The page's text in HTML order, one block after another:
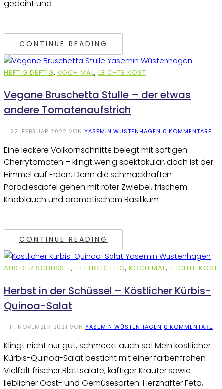
gedeiht und
CONTINUE READING
HEFTIG DEFTIG, KOCH MAL, LEICHTE KOST
Vegane Bruschetta Stulle – der etwas
andere Tomatenaufstrich
22. FEBRUAR 2022 VON YASEMIN WÜSTENHAGEN 0 KOMMENTARE
Eine leckere Vollkornschnitte belegt mit saftigen
Cherrytomaten – klingt wenig spektakulär, doch ist der
Himmel auf Erden. Denn die schmackhaften
Paradiesäpfel gehen mit roter Zwiebel, frischem
Knoblauch und aromatischem Basilikum
CONTINUE READING
AUS DER SCHÜSSEL, HEFTIG DEFTIG, KOCH MAL, LEICHTE KOST
Herbst in der Schüssel – Köstlicher Kürbis-
Quinoa-Salat
11. NOVEMBER 2021 VON YASEMIN WÜSTENHAGEN 0 KOMMENTARE
Klingt nicht nur gut, schmeckt auch so! Mein köstlicher
Kürbis-Quinoa-Salat besticht mit einer farbenfrohen
Vielfalt frischer Blattsalate, käftiger Kräuter sowie
lieblicher Obst- und Gemüsesorten. Herzhafter Feta,